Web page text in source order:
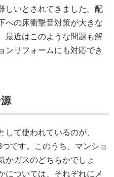
しいとされてきました。配
への床衝撃音対策が大きな
最近はこのような問題も解
ンリフォームにも対応でき
して使われているのが、
です。このうち、マンショ
かガスのどちらかでしょ
については、それぞれにメ